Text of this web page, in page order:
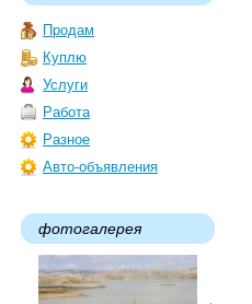
Продам
Куплю
Услуги
Работа
Разное
Авто-объявления
фотогалерея